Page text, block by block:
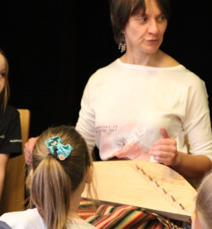
JOOGA/PILATES
TERAAPIA
ÜRITUSED
TIIMIDELE
KONTAKT